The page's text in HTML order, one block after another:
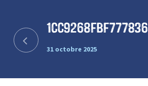
1cc9268fbf777836
31 octobre 2025